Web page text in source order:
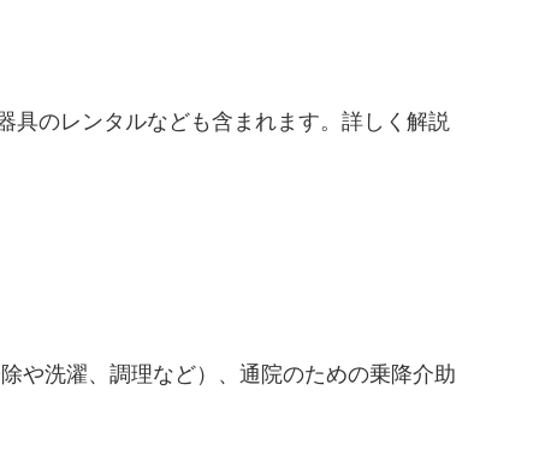
具のレンタルなども含まれます。詳しく解説
や洗濯、調理など）、通院のための乗降介助